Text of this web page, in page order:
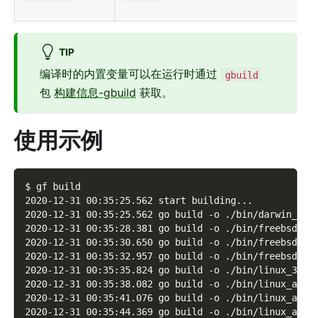
TIP
编译时的内置变量可以在运行时通过 gbuild
包 构建信息-gbuild 获取。
使用示例
$ gf build
2020-12-31 00:35:25.562 start building...
2020-12-31 00:35:25.562 go build -o ./bin/
2020-12-31 00:35:28.381 go build -o ./bin/
2020-12-31 00:35:30.650 go build -o ./bin/
2020-12-31 00:35:32.957 go build -o ./bin/
2020-12-31 00:35:35.824 go build -o ./bin/
2020-12-31 00:35:38.082 go build -o ./bin/
2020-12-31 00:35:41.076 go build -o ./bin/
2020-12-31 00:35:44.369 go build -o ./bin/